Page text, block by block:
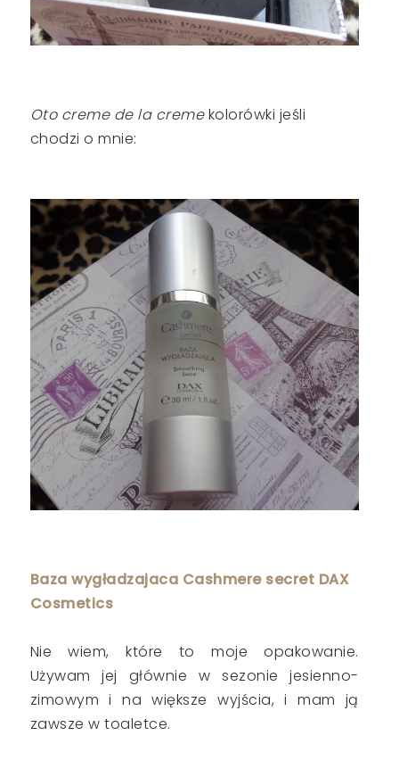
Oto creme de la cremekolorówki jeśli
chodzi o mnie:
Baza wygładzajaca Cashmere secret DAX
Cosmetics
Nie wiem, które to moje opakowanie.
Używam jej głównie w sezonie jesienno-
zimowym i na większe wyjścia, i mam ją
zawsze w toaletce.